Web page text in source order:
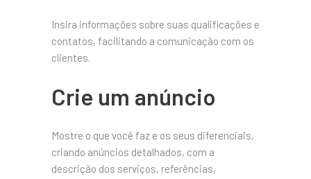
Insira informações sobre suas qualificações e
contatos, facilitando a comunicação com os
clientes.
Crie um anúncio
Mostre o que você faz e os seus diferenciais,
criando anúncios detalhados, com a
descrição dos serviços, referências,